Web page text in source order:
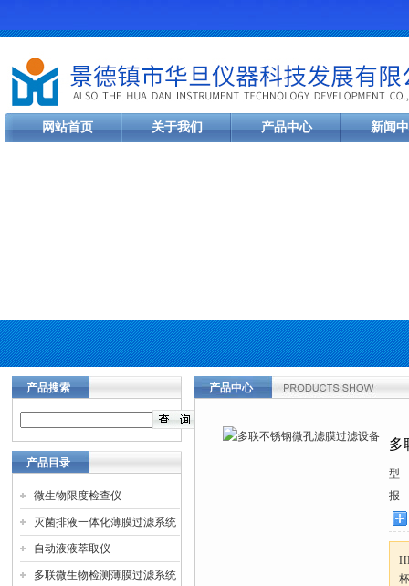
网站首页 关于我们 产品中心 新闻
产品搜索
产品目录
微生物限度检查仪
灭菌排液一体化薄膜过滤系统
自动液液萃取仪
多联微生物检测薄膜过滤系统
产品中心
多
型
报